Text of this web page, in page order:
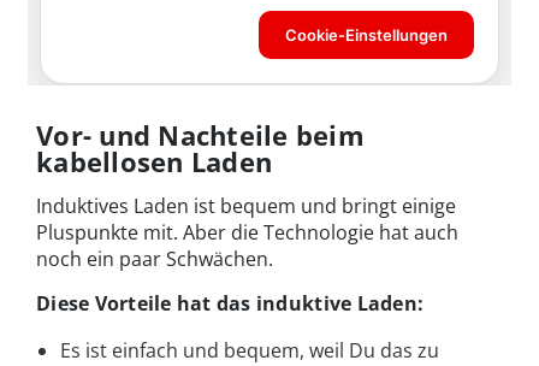
Vor- und Nachteile beim
kabellosen Laden
Induktives Laden ist bequem und bringt einige
Pluspunkte mit. Aber die Technologie hat auch
noch ein paar Schwächen.
Diese Vorteile hat das induktive Laden:
Es ist einfach und bequem, weil Du das zu